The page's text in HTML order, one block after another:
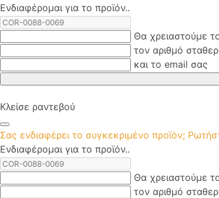
Ενδιαφέρομαι για το προϊόν..
Θα χρειαστούμε
τον αριθμό
και το email σας
Κλείσε ραντεβού
Σας ενδιαφέρει το συγκεκριμένο προϊόν;
Ενδιαφέρομαι για το προϊόν..
Θα χρειαστούμε
τον αριθμό